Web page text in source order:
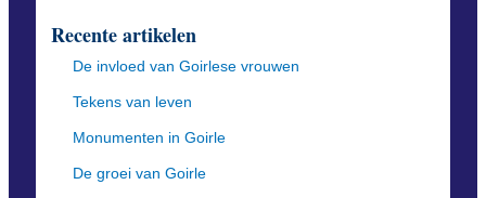
Recente artikelen
De invloed van Goirlese vrouwen
Tekens van leven
Monumenten in Goirle
De groei van Goirle